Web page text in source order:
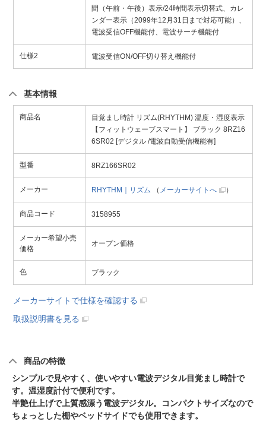
間（午前・午後）表示/24時間表示切替式、カレ
ンダー表示（2099年12月31日まで対応可能）、
電波受信OFF機能付、電波サーチ機能付
仕様2 電波受信ON/OFF切り替え機能付
基本情報
商品名
目覚まし時計 リズム(RHYTHM) 温度・湿度表示
【フィットウェーブスマート】 ブラック 8RZ16
6SR02 [デジタル /電波自動受信機能有]
型番 8RZ166SR02
メーカー RHYTHM｜リズム （ メーカーサイトへ ）
商品コード 3158955
メーカー希望小売
価格
オープン価格
色 ブラック
メーカーサイトで仕様を確認する
取扱説明書を見る
商品の特徴
シンプルで見やすく、使いやすい電波デジタル目覚まし時計で
す。温湿度計付で便利です。
半艶仕上げで上質感漂う電波デジタル。コンパクトサイズなので
ちょっとした棚やベッドサイドでも使用できます。